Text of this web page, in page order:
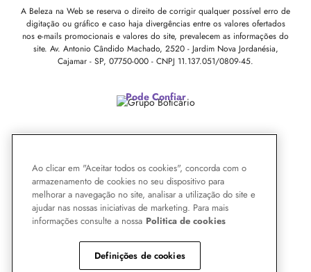
A Beleza na Web se reserva o direito de corrigir qualquer possível erro de
digitação ou gráfico e caso haja divergências entre os valores ofertados
nos e-mails promocionais e valores do site, prevalecem as informações do
site. Av. Antonio Cândido Machado, 2520 - Jardim Nova Jordanésia,
Cajamar - SP, 07750-000 - CNPJ 11.137.051/0809-45.
Pode Confiar
Ao clicar em "Aceitar todos os cookies", concorda com o
armazenamento de cookies no seu dispositivo para
melhorar a navegação no site, analisar a utilização do site e
ajudar nas nossas iniciativas de marketing. Para mais
informações consulte a nossa Politica de cookies
Definições de cookies